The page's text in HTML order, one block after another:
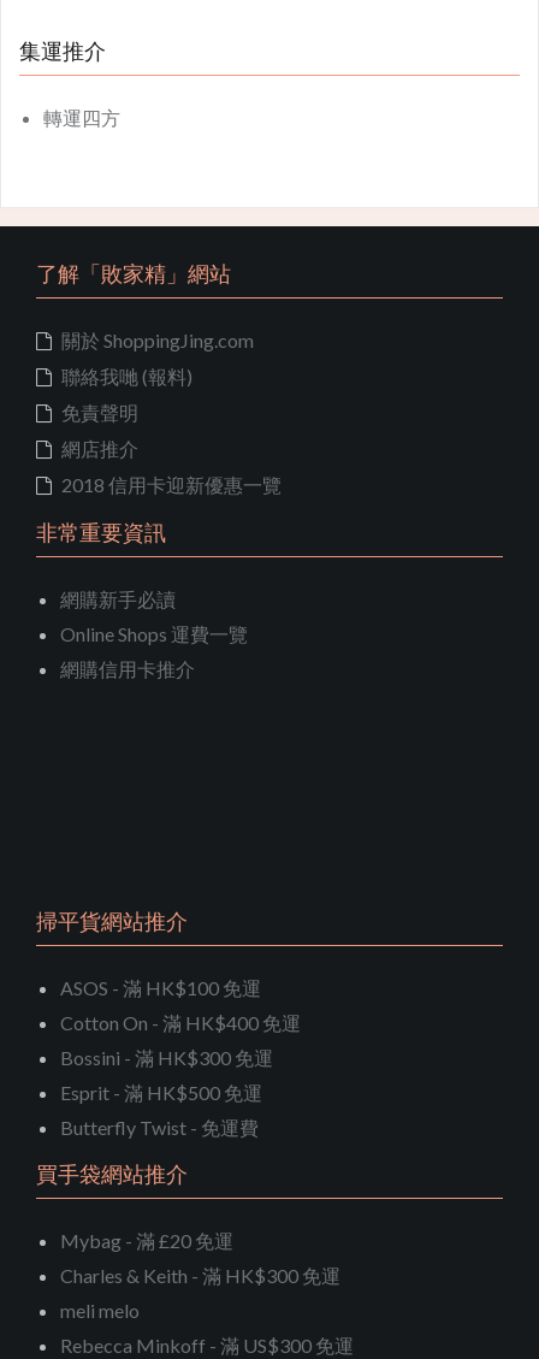
集運推介
轉運四方
了解「敗家精」網站
關於 ShoppingJing.com
聯絡我哋 (報料)
免責聲明
網店推介
2018 信用卡迎新優惠一覽
非常重要資訊
網購新手必讀
Online Shops 運費一覽
網購信用卡推介
掃平貨網站推介
ASOS - 滿 HK$100 免運
Cotton On - 滿 HK$400 免運
Bossini - 滿 HK$300 免運
Esprit - 滿 HK$500 免運
Butterfly Twist - 免運費
買手袋網站推介
Mybag - 滿 £20 免運
Charles & Keith - 滿 HK$300 免運
meli melo
Rebecca Minkoff - 滿 US$300 免運